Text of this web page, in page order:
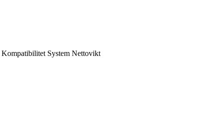
Kompatibilitet System Nettovikt